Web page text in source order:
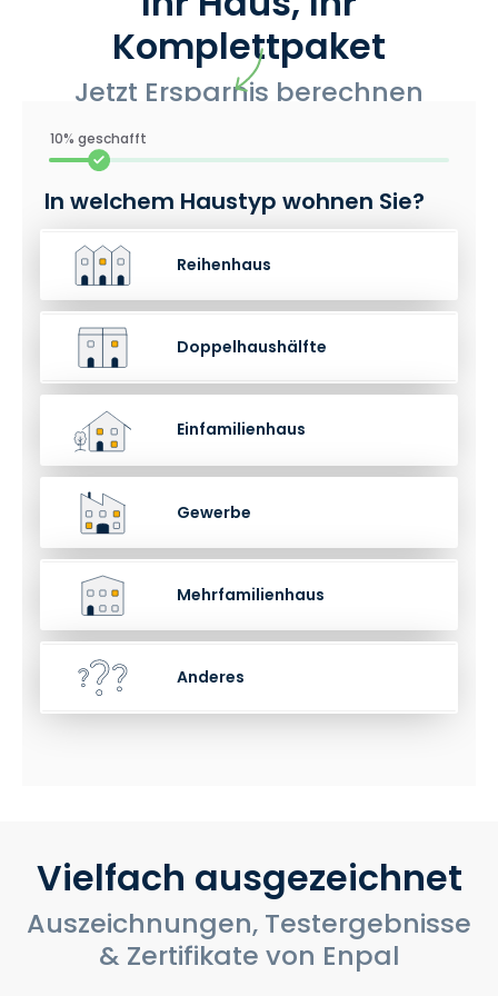
Komplettpaket
‍Jetzt Ersparnis berechnen
10% geschafft
In welchem Haustyp wohnen Sie?
Reihenhaus
Doppelhaushälfte
Einfamilienhaus
Gewerbe
Mehrfamilienhaus
Anderes
Vielfach ausgezeichnet
‍Auszeichnungen, Testergebnisse
& Zertifikate von Enpal